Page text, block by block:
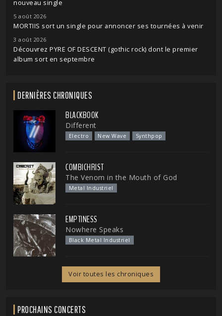
nouveau single
5 août 2026
MORTIIS sort un single pour annoncer ses tournées à venir
3 août 2026
Découvrez PYRE OF DESCENT (gothic rock) dont le premier
album sort en septembre
DERNIÈRES CHRONIQUES
BLACKBOOK
Different
Electro New Wave Synthpop
COMBICHRIST
The Venom in the Mouth of God
Metal Industriel
EMPTINESS
Nowhere Speaks
Black Metal Industriel
Voir toutes les chroniques
PROCHAINS CONCERTS